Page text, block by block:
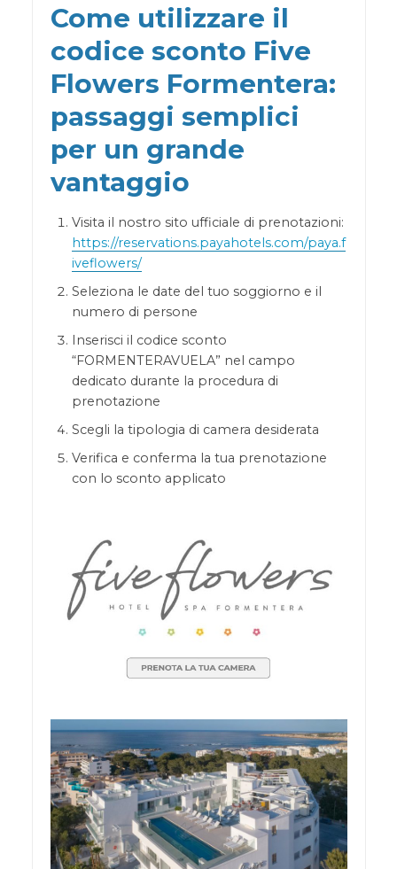
Come utilizzare il
codice sconto Five
Flowers Formentera:
passaggi semplici
per un grande
vantaggio
Visita il nostro sito ufficiale di prenotazioni:
https://reservations.payahotels.com/paya.f
iveflowers/
Seleziona le date del tuo soggiorno e il
numero di persone
Inserisci il codice sconto
“FORMENTERAVUELA” nel campo
dedicato durante la procedura di
prenotazione
Scegli la tipologia di camera desiderata
Verifica e conferma la tua prenotazione
con lo sconto applicato